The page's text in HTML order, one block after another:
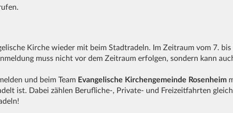
Kirche wieder mit beim Stadtradeln. Im Zeitraum vom 7.
muss nicht vor dem Zeitraum erfolgen, sondern kann
und beim Team Evangelische Kirchengemeinde Rosenheim
ist. Dabei zählen Berufliche-, Private- und Freizeitfahrten